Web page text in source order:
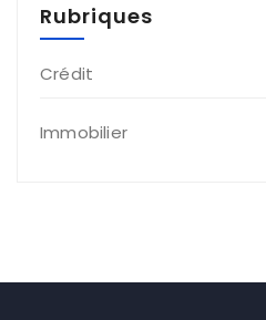
Rubriques
Crédit
Immobilier